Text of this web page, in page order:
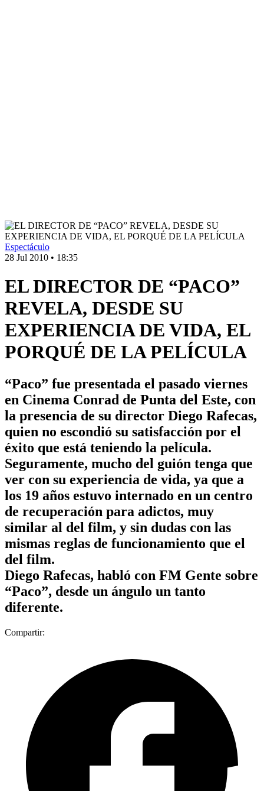
Espectáculo
28 Jul 2010 • 18:35
EL DIRECTOR DE “PACO”
REVELA, DESDE SU
EXPERIENCIA DE VIDA, EL
PORQUÉ DE LA PELÍCULA
“Paco” fue presentada el pasado viernes
en Cinema Conrad de Punta del Este, con
la presencia de su director Diego Rafecas,
quien no escondió su satisfacción por el
éxito que está teniendo la película.
Seguramente, mucho del guión tenga que
ver con su experiencia de vida, ya que a
los 19 años estuvo internado en un centro
de recuperación para adictos, muy
similar al del film, y sin dudas con las
mismas reglas de funcionamiento que el
del film.
Diego Rafecas, habló con FM Gente sobre
“Paco”, desde un ángulo un tanto
diferente.
Compartir: